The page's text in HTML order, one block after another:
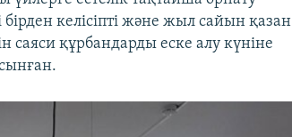
келісіпті және жыл сайын қазан
саяси құрбандарды еске алу күніне